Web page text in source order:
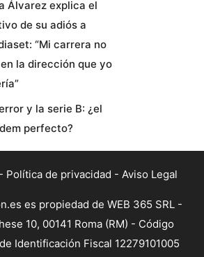
Álvarez explica el
de su adiós a
“Mi carrera no
la dirección que yo
y la serie B: ¿el
perfecto?
- Política de privacidad - Aviso Legal
es propiedad de WEB 365 SRL -
10, 00141 Roma (RM) - Código
Identificación Fiscal 12279101005